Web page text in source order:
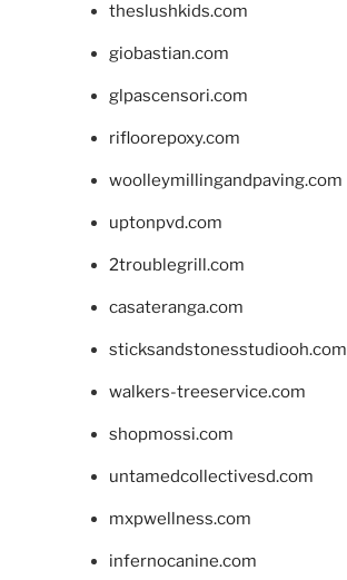
theslushkids.com
giobastian.com
glpascensori.com
rifloorepoxy.com
woolleymillingandpaving.com
uptonpvd.com
2troublegrill.com
casateranga.com
sticksandstonesstudiooh.com
walkers-treeservice.com
shopmossi.com
untamedcollectivesd.com
mxpwellness.com
infernocanine.com